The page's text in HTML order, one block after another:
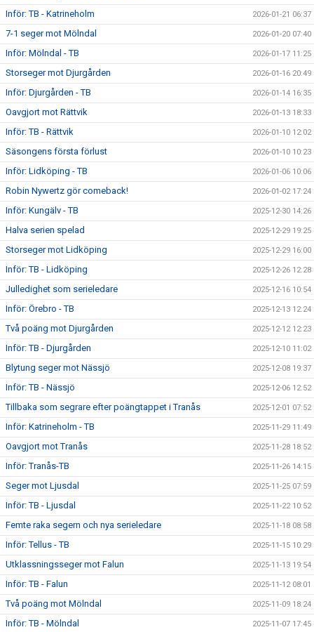
Inför: TB - Katrineholm 2026-01-21 06:37
7-1 seger mot Mölndal 2026-01-20 07:40
Inför: Mölndal - TB 2026-01-17 11:25
Storseger mot Djurgården 2026-01-16 20:49
Inför: Djurgården - TB 2026-01-14 16:35
Oavgjort mot Rättvik 2026-01-13 18:33
Inför: TB - Rättvik 2026-01-10 12:02
Säsongens första förlust 2026-01-10 10:23
Inför: Lidköping - TB 2026-01-06 10:06
Robin Nywertz gör comeback! 2026-01-02 17:24
Inför: Kungälv - TB 2025-12-30 14:26
Halva serien spelad 2025-12-29 19:25
Storseger mot Lidköping 2025-12-29 16:00
Inför: TB - Lidköping 2025-12-26 12:28
Julledighet som serieledare 2025-12-16 10:54
Inför: Örebro - TB 2025-12-13 12:24
Två poäng mot Djurgården 2025-12-12 12:23
Inför: TB - Djurgården 2025-12-10 11:02
Blytung seger mot Nässjö 2025-12-08 19:37
Inför: TB - Nässjö 2025-12-06 12:52
Tillbaka som segrare efter poängtappet i Tranås 2025-12-01 07:52
Inför: Katrineholm - TB 2025-11-29 11:49
Oavgjort mot Tranås 2025-11-28 18:52
Inför: Tranås-TB 2025-11-26 14:15
Seger mot Ljusdal 2025-11-25 07:59
Inför: TB - Ljusdal 2025-11-22 10:52
Femte raka segern och nya serieledare 2025-11-18 08:58
Inför: Tellus - TB 2025-11-15 10:29
Utklassningsseger mot Falun 2025-11-13 19:54
Inför: TB - Falun 2025-11-12 08:01
Två poäng mot Mölndal 2025-11-09 18:24
Inför: TB - Mölndal 2025-11-07 17:45